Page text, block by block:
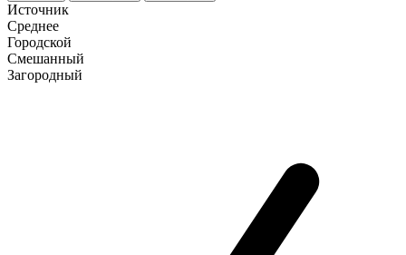
Источник
Среднее
Городской
Смешанный
Загородный